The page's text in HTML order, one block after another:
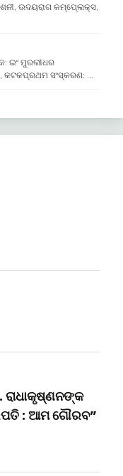
ଉଦୟରାଗ କମ୍ପେ୍ଲକ୍ସ,
ଇଂ ମୁରଲୀଧର
କଟକପ୍ରଥମ ସଂସ୍କରଣ: …
: ଆମ ଗୌରବ”